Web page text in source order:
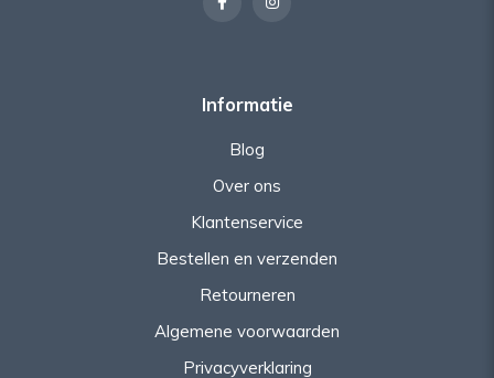
Informatie
Blog
Over ons
Klantenservice
Bestellen en verzenden
Retourneren
Algemene voorwaarden
Privacyverklaring